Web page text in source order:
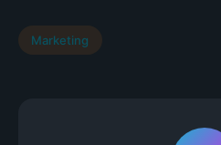
Marketing